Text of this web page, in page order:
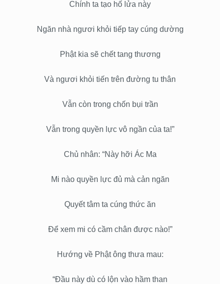
Chính ta tạo hố lửa này
Ngăn nhà ngươi khỏi tiếp tay cúng dường
Phật kia sẽ chết tang thương
Và ngươi khỏi tiến trên đường tu thân
Vẫn còn trong chốn bụi trần
Vẫn trong quyền lực vô ngần của ta!”
Chủ nhân: “Này hỡi Ác Ma
Mi nào quyền lực đủ mà cản ngăn
Quyết tâm ta cúng thức ăn
Để xem mi có cầm chân được nào!”
Hướng về Phật ông thưa mau:
“Đầu này dù có lộn vào hầm than